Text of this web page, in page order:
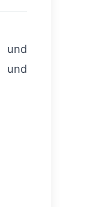
und
und